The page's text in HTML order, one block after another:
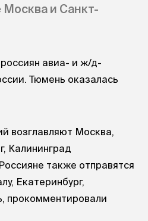
и Санкт-
авиа- и ж/д-
Тюмень оказалась
возглавляют Москва,
Калининград
также отправятся
Екатеринбург,
прокомментировали